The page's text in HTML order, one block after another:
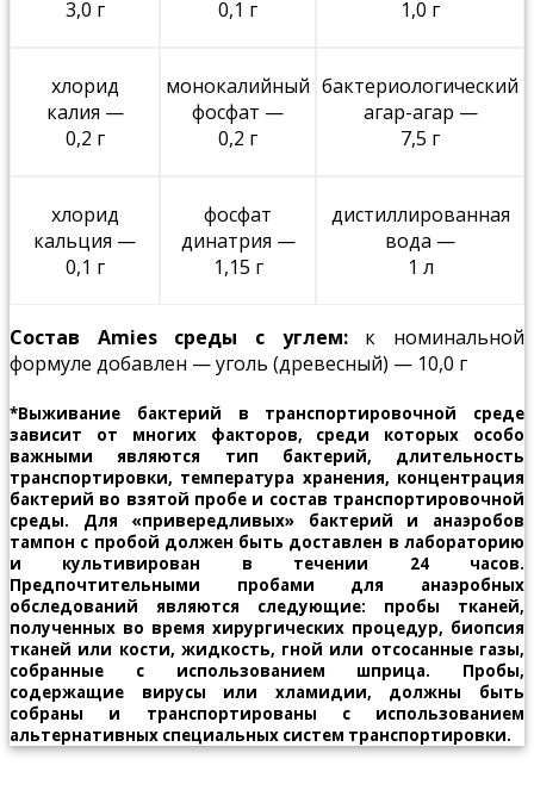
3,0 г 0,1 г 1,0 г
хлорид
калия —
0,2 г
монокалийный
фосфат —
0,2 г
бактериологический
агар-агар —
7,5 г
хлорид
кальция —
0,1 г
фосфат
динатрия —
1,15 г
дистиллированная
вода —
1 л
Состав Amies среды с углем:к номинальной
формуле добавлен — уголь (древесный) — 10,0 г
*Выживание бактерий в транспортировочной среде
зависит от многих факторов, среди которых особо
важными являются тип бактерий, длительность
транспортировки, температура хранения, концентрация
бактерий во взятой пробе и состав транспортировочной
среды. Для «привередливых» бактерий и анаэробов
тампон с пробой должен быть доставлен в лабораторию
и культивирован в течении 24 часов.
Предпочтительными пробами для анаэробных
обследований являются следующие: пробы тканей,
полученных во время хирургических процедур, биопсия
тканей или кости, жидкость, гной или отсосанные газы,
собранные с использованием шприца. Пробы,
содержащие вирусы или хламидии, должны быть
собраны и транспортированы с использованием
альтернативных специальных систем транспортировки.